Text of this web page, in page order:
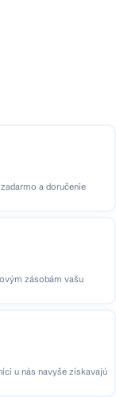
a doručenie
zásobám vašu
u nás navyše získavajú